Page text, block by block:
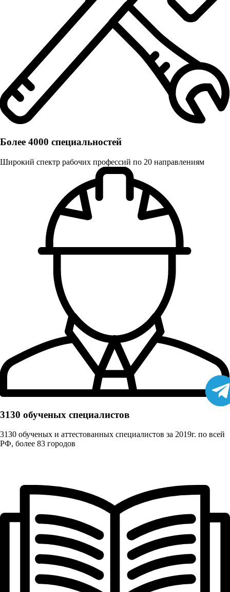
Более 4000 специальностей
Широкий спектр рабочих профессий по 20 направлениям
3130 обученых cпециалистов
3130 обученых и аттестованных специалистов за 2019г. по всей
РФ, более 83 городов